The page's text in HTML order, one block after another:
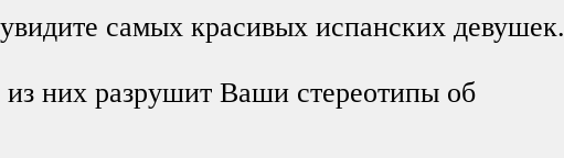
самых красивых испанских девушек.
них разрушит Ваши стереотипы об